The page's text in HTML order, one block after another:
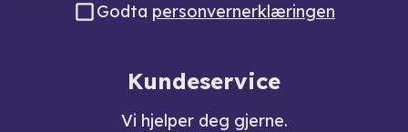
Godta personvernerklæringen
Kundeservice
Vi hjelper deg gjerne.